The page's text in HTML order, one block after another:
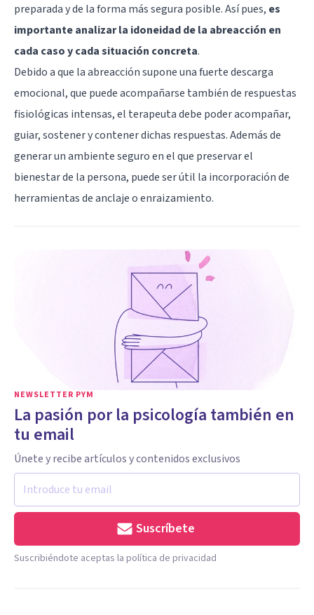
preparada y de la forma más segura posible. Así pues, es
importante analizar la idoneidad de la abreacción en
cada caso y cada situación concreta.
Debido a que la abreacción supone una fuerte descarga
emocional, que puede acompañarse también de respuestas
fisiológicas intensas, el terapeuta debe poder acompañar,
guiar, sostener y contener dichas respuestas. Además de
generar un ambiente seguro en el que preservar el
bienestar de la persona, puede ser útil la incorporación de
herramientas de anclaje o enraizamiento.
NEWSLETTER PYM
La pasión por la psicología también en
tu email
Únete y recibe artículos y contenidos exclusivos
Suscríbete
Suscribiéndote aceptas la política de privacidad